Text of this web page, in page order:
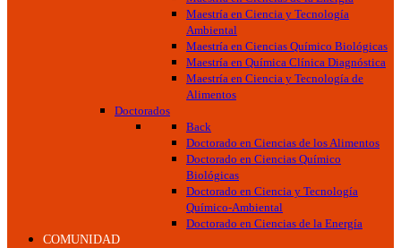
Maestría en Ciencia y Tecnología
Ambiental
Maestría en Ciencias Químico Biológicas
Maestría en Química Clínica Diagnóstica
Maestría en Ciencia y Tecnología de
Alimentos
Doctorados
Back
Doctorado en Ciencias de los Alimentos
Doctorado en Ciencias Químico
Biológicas
Doctorado en Ciencia y Tecnología
Químico-Ambiental
Doctorado en Ciencias de la Energía
COMUNIDAD